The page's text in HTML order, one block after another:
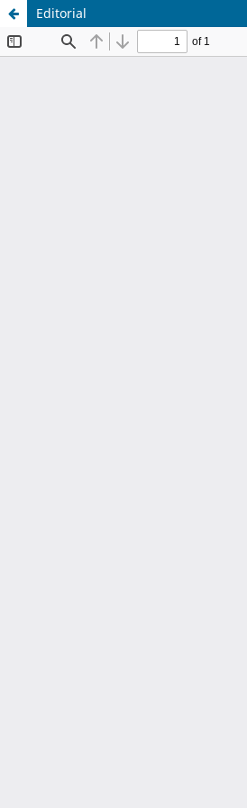
Editorial